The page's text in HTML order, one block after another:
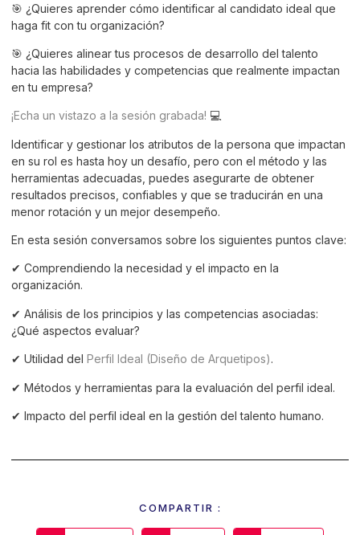
🎯 ¿Quieres aprender cómo identificar al candidato ideal que
haga fit con tu organización?
🎯 ¿Quieres alinear tus procesos de desarrollo del talento
hacia las habilidades y competencias que realmente impactan
en tu empresa?
¡Echa un vistazo a la sesión grabada! 💻
Identificar y gestionar los atributos de la persona que impactan
en su rol es hasta hoy un desafío, pero con el método y las
herramientas adecuadas, puedes asegurarte de obtener
resultados precisos, confiables y que se traducirán en una
menor rotación y un mejor desempeño.
En esta sesión conversamos sobre los siguientes puntos clave:
✔ Comprendiendo la necesidad y el impacto en la
organización.
✔ Análisis de los principios y las competencias asociadas:
¿Qué aspectos evaluar?
✔ Utilidad del Perfil Ideal (Diseño de Arquetipos).
✔ Métodos y herramientas para la evaluación del perfil ideal.
✔ Impacto del perfil ideal en la gestión del talento humano.
COMPARTIR :